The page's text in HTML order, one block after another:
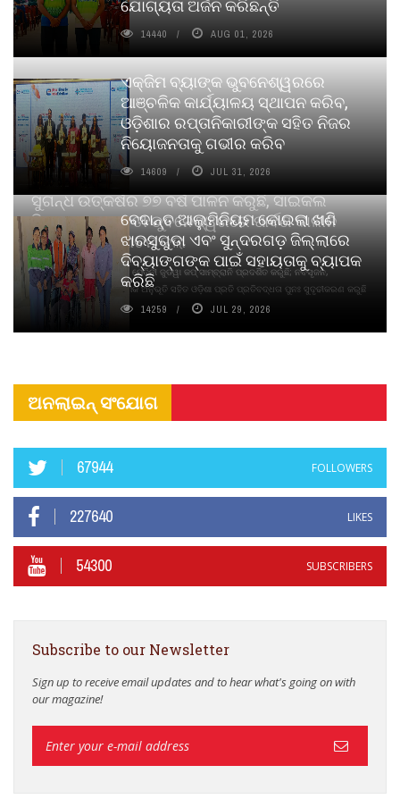
ସୁଗନ୍ଧ ଉତ୍କର୍ଷର ୭୭ ବର୍ଷ ପାଳନ କରୁଛି, ସାଇକଲ
ପିୟୋର୍‌ ଅଗରବତୀ ଭୁବନେଶ୍ୱରରେ ପାର୍ବଣ କାଳୀନ
ନବସୃଜନ ଉନ୍ମୋଚନ କଲା
ବାଉଁଶ ବିହୀନ କଠିନ ଧୂପ ଏବଂ ମେଦିନୀ ଜୁଡୱା କପ୍‌ ସାମ୍ବ୍ରାନି ପ୍ରଦର୍ଶିତ କରୁଛି; ନବସୃଜନ,
ଦୀର୍ଘସ୍ଥାୟିତା ଏବଂ ଆଧ୍ୟାତ୍ମିକ ଅନୁଭୂତି ସହିତ ଓଡ଼ିଶା ପ୍ରତି ପ୍ରତିବଦ୍ଧତା ପୁନଃ ସୁଦୃଢୀକରଣ କରୁଛି
ଯୋଗ୍ୟତା ଅର୍ଜନ କରିଛନ୍ତି
14440 AUG 01, 2026
ଏକ୍ଜିମ ବ୍ୟାଙ୍କ ଭୁବନେଶ୍ୱରରେ
ଆଞ୍ଚଳିକ କାର୍ଯ୍ୟାଳୟ ସ୍ଥାପନ କରିବ,
ଓଡ଼ିଶାର ରପ୍ତାନିକାରୀଙ୍କ ସହିତ ନିଜର
ନିୟୋଜନତାକୁ ଗଭୀର କରିବ
14609 JUL 31, 2026
ବେଦାନ୍ତ ଆଲୁମିନିୟମ କୋଇଲା ଖଣି
ଝାରସୁଗୁଡା ଏବଂ ସୁନ୍ଦରଗଡ଼ ଜିଲ୍ଲାରେ
ଦିବ୍ୟାଙ୍ଗଙ୍କ ପାଇଁ ସହାୟତାକୁ ବ୍ୟାପକ
କରିଛି
14259 JUL 29, 2026
ଅନଲାଇନ୍ ସଂଯୋଗ
67944 FOLLOWERS
227640 LIKES
54300 SUBSCRIBERS
Subscribe to our Newsletter
Sign up to receive email updates and to hear what's going on with
our magazine!